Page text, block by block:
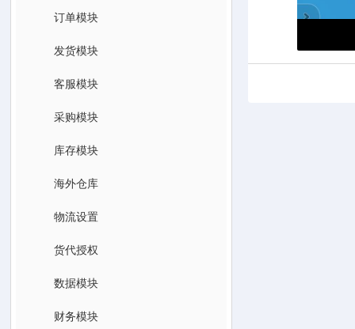
订单模块
发货模块
客服模块
采购模块
库存模块
海外仓库
物流设置
货代授权
数据模块
财务模块